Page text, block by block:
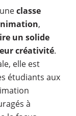
classe
,
un solide
créativité.
elle est
étudiants aux
à